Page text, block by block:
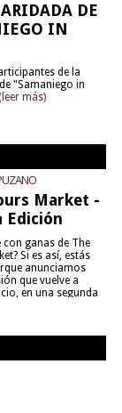
DE
IN
de la
"Samaniego in
más)
Market -
Edición
con ganas de The
Si es así, estás
anunciamos
que vuelve a
en una segunda